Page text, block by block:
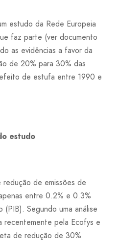
estudo da Rede Europeia
faz parte (ver documento
as evidências a favor da
de 20% para 30% das
de estufa entre 1990 e
estudo
de emissões de
entre 0.2% e 0.3%
Segundo uma análise
recentemente pela Ecofys e
de redução de 30%